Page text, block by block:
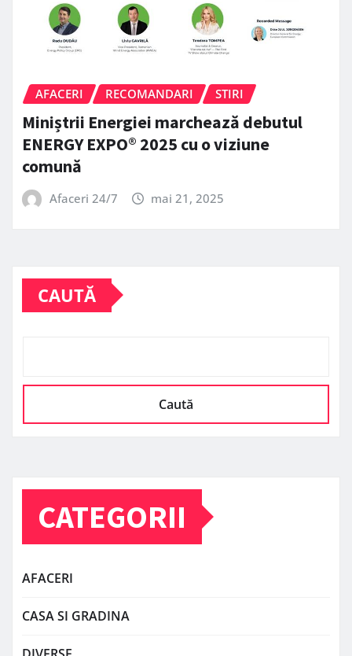
AFACERI RECOMANDARI STIRI
Miniștrii Energiei marchează debutul
ENERGY EXPO® 2025 cu o viziune
comună
Afaceri 24/7 mai 21, 2025
CAUTĂ
Caută
CATEGORII
AFACERI
CASA SI GRADINA